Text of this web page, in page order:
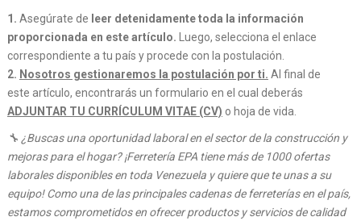
1. Asegúrate de leer detenidamente toda la información
proporcionada en este artículo. Luego, selecciona el enlace
correspondiente a tu país y procede con la postulación.
2. Nosotros gestionaremos la postulación por ti. Al final de
este artículo, encontrarás un formulario en el cual deberás
ADJUNTAR TU CURRÍCULUM VITAE (CV) o hoja de vida.
🔧 ¿Buscas una oportunidad laboral en el sector de la construcción y
mejoras para el hogar? ¡Ferretería EPA tiene más de 1000 ofertas
laborales disponibles en toda Venezuela y quiere que te unas a su
equipo! Como una de las principales cadenas de ferreterías en el país,
estamos comprometidos en ofrecer productos y servicios de calidad